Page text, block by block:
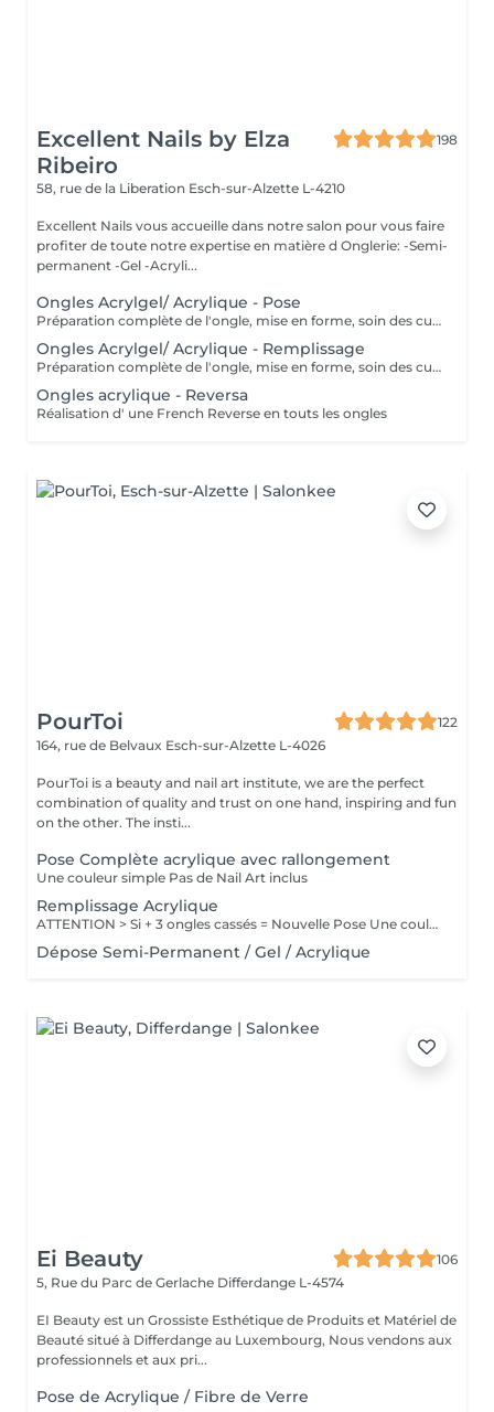
Excellent Nails by Elza
Ribeiro
198
58, rue de la Liberation Esch-sur-Alzette L-4210
Excellent Nails vous accueille dans notre salon pour vous faire
profiter de toute notre expertise en matière d Onglerie: -Semi-
permanent -Gel -Acryli...
Ongles Acrylgel/ Acrylique - Pose
Préparation complète de l'ongle, mise en forme, soin des cuticules et pose acrylique avec la couleur de votre choix.
Ongles Acrylgel/ Acrylique - Remplissage
Préparation complète de l'ongle, mise en forme, soin des cuticules et remplissage acrylique avec la couleur de votre choix.
Ongles acrylique - Reversa
Réalisation d' une French Reverse en touts les ongles
PourToi
122
164, rue de Belvaux Esch-sur-Alzette L-4026
PourToi is a beauty and nail art institute, we are the perfect
combination of quality and trust on one hand, inspiring and fun
on the other. The insti...
Pose Complète acrylique avec rallongement
Une couleur simple Pas de Nail Art inclus
Remplissage Acrylique
ATTENTION > Si + 3 ongles cassés = Nouvelle Pose Une couleur simple Pas de Nail Art inclus
Dépose Semi-Permanent / Gel / Acrylique
Ei Beauty
106
5, Rue du Parc de Gerlache Differdange L-4574
EI Beauty est un Grossiste Esthétique de Produits et Matériel de
Beauté situé à Differdange au Luxembourg, Nous vendons aux
professionnels et aux pri...
Pose de Acrylique / Fibre de Verre